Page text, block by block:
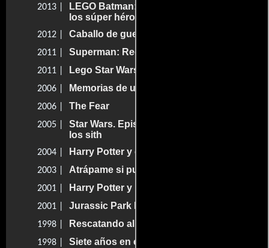
2013 |
LEGO Batman: la película - El regreso de
los súper héroes de DC
2012 | Caballo de guerra
2011 | Superman: Requiem
2011 | Lego Star Wars: The Padawan Menace
2006 | Memorias de una geisha
2006 | The Fear
2005 |
Star Wars. Episodio III: La venganza de
los sith
2004 | Harry Potter y el prisionero de Azkaban
2003 | Atrápame si puedes
2001 | Harry Potter y la piedra filosofal
2001 | Jurassic Park III
1998 | Rescatando al soldado Ryan
1998 | Siete años en el Tíbet